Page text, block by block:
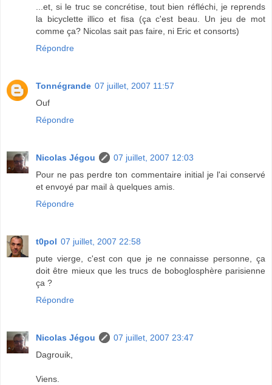
...et, si le truc se concrétise, tout bien réfléchi, je reprends
la bicyclette illico et fisa (ça c'est beau. Un jeu de mot
comme ça? Nicolas sait pas faire, ni Eric et consorts)
Répondre
Tonnégrande 07 juillet, 2007 11:57
Ouf
Répondre
Nicolas Jégou
07 juillet, 2007 12:03
Pour ne pas perdre ton commentaire initial je l'ai conservé
et envoyé par mail à quelques amis.
Répondre
t0pol 07 juillet, 2007 22:58
pute vierge, c'est con que je ne connaisse personne, ça
doit être mieux que les trucs de boboglosphère parisienne
ça ?
Répondre
Nicolas Jégou
07 juillet, 2007 23:47
Dagrouik,
Viens.